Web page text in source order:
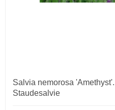
Salvia nemorosa 'Amethyst'.
Staudesalvie